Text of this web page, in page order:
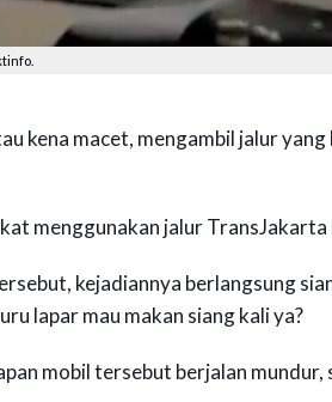
kena macet, mengambil jalur
menggunakan jalur
kejadiannya berlangsung
lapar mau makan siang kali ya?
mobil tersebut berjalan